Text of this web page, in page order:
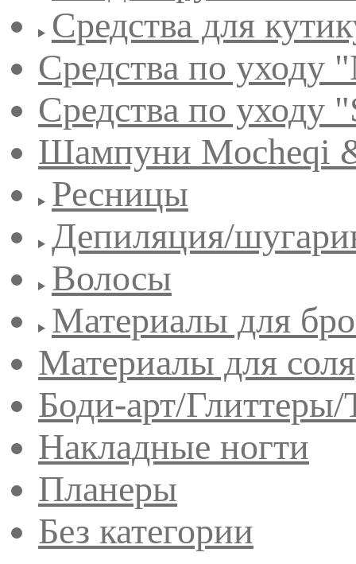
Средства для
Средства по уходу
Средства по уходу
Шампуни Mocheqi
Ресницы
Депиляция/
Волосы
Материалы для
Материалы для
Боди-арт/
Накладные ногти
Планеры
Без категории